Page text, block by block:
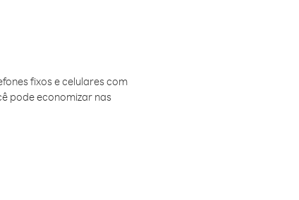
fixos e celulares com
pode economizar nas